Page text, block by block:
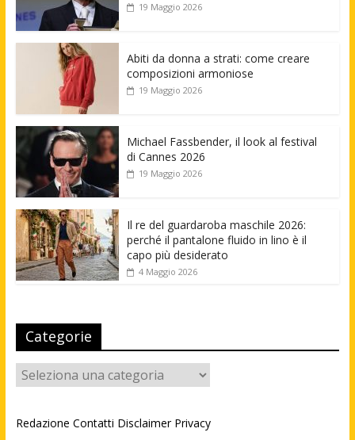
19 Maggio 2026
Abiti da donna a strati: come creare
composizioni armoniose
19 Maggio 2026
Michael Fassbender, il look al festival
di Cannes 2026
19 Maggio 2026
Il re del guardaroba maschile 2026:
perché il pantalone fluido in lino è il
capo più desiderato
4 Maggio 2026
Categorie
Categorie
Redazione Contatti Disclaimer Privacy